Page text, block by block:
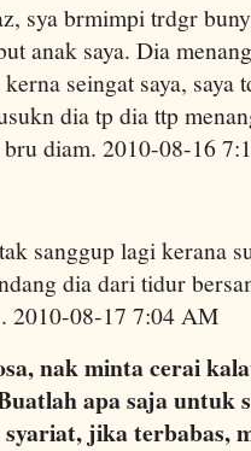
sya brmimpi trdgr
anak saya. Dia
seingat saya,
dia tp dia ttp
diam. 2010-08-16
sanggup lagi kerana
dia dari tidur
2010-08-17 7:04 AM
nak minta cerai
apa saja untuk
jika terbabas,